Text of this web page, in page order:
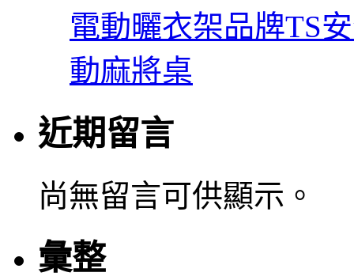
電動曬衣架品牌TS
動麻將桌
近期留言
尚無留言可供顯示。
彙整